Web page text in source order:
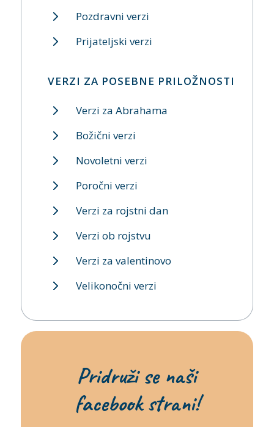
Pozdravni verzi
Prijateljski verzi
VERZI ZA POSEBNE PRILOŽNOSTI
Verzi za Abrahama
Božični verzi
Novoletni verzi
Poročni verzi
Verzi za rojstni dan
Verzi ob rojstvu
Verzi za valentinovo
Velikonočni verzi
Pridruži se naši
facebook strani!